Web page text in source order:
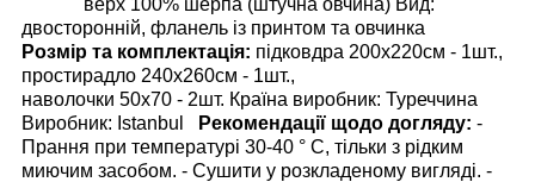
двосторонній, фланель із принтом та овчинка
Розмір та комплектація: підковдра 200х220см - 1шт.,
простирадло 240х260см - 1шт.,
наволочки 50х70 - 2шт. Країна виробник: Туреччина
Виробник: Istanbul
Рекомендації щодо догляду: -
Прання при температурі 30-40 ° С, тільки з рідким
миючим засобом. - Сушити у розкладеному вигляді. -